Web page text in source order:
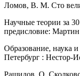
Ломов, В. М. Сто
Научные теории за
предисловие:
Образование, наука
Петербург : Нестор-
Рашидов, О.